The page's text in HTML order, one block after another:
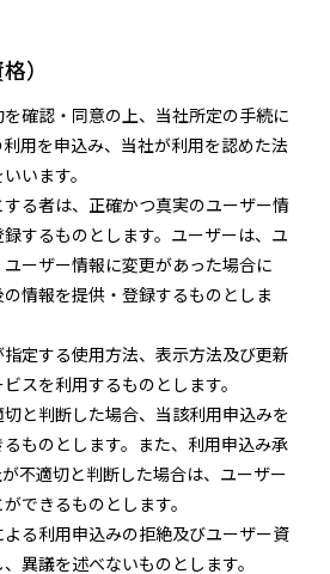
）
確認・同意の上、当社所定の手続に
用を申込み、当社が利用を認めた法
います。
る者は、正確かつ真実のユーザー情
するものとします。ユーザーは、ユ
ーザー情報に変更があった場合に
情報を提供・登録するものとしま
定する使用方法、表示方法及び更新
スを利用するものとします。
と判断した場合、当該利用申込みを
ものとします。また、利用申込み承
不適切と判断した場合は、ユーザー
できるものとします。
る利用申込みの拒絶及びユーザー資
異議を述べないものとします。